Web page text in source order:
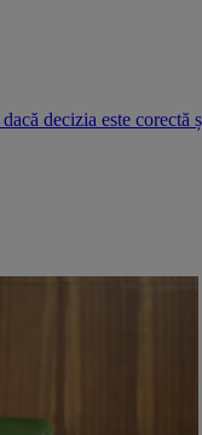
decizia este corectă